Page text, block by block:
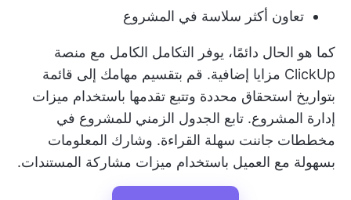
تعاون أكثر سلاسة في المشروع
كما هو الحال دائمًا، يوفر التكامل الكامل مع منصة
ClickUp مزايا إضافية. قم بتقسيم مهامك إلى قائمة
بتواريخ استحقاق محددة وتتبع تقدمها باستخدام ميزات
إدارة المشروع. تابع الجدول الزمني للمشروع في
مخططات جاننت سهلة القراءة. وشارك المعلومات
بسهولة مع العميل باستخدام ميزات مشاركة المستندات.